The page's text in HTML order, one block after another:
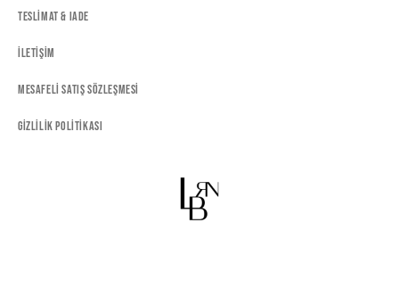
Teslimat & Iade
İletişim
Mesafeli Satış Sözleşmesi
Gizlilik Politikası